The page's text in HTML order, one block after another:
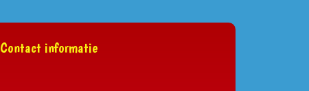
Contact informatie